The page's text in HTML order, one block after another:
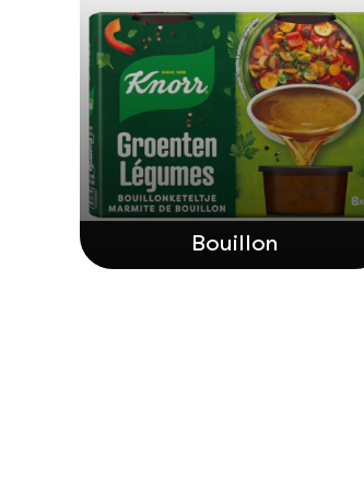
Bouillon